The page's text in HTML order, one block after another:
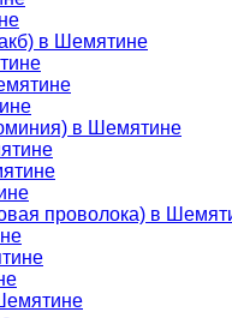
в Шемятине
в Шемятине
проволока) в